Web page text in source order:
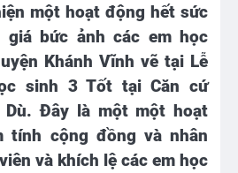
một hoạt động hết sức
bức ảnh các em học
Khánh Vĩnh vẽ tại Lễ
sinh 3 Tốt tại Căn cứ
Dù. Đây là một một hoạt
tính cộng đồng và nhân
và khích lệ các em học